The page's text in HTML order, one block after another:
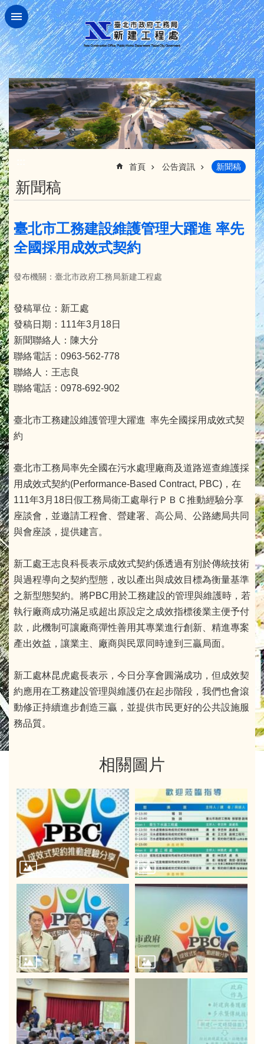
跳到主要內容區塊
首頁 公告資訊 新聞稿
新聞稿
臺北市工務建設維護管理大躍進 率先
全國採用成效式契約
發布機關：臺北市政府工務局新建工程處
發稿單位：新工處
發稿日期：111年3月18日
新聞聯絡人：陳大分
聯絡電話：0963-562-778
聯絡人：王志良
聯絡電話：0978-692-902
臺北市工務建設維護管理大躍進 率先全國採用成效式契
約
臺北市工務局率先全國在污水處理廠商及道路巡查維護採
用成效式契約(Performance-Based Contract, PBC)，在
111年3月18日假工務局衛工處舉行ＰＢＣ推動經驗分享
座談會，並邀請工程會、營建署、高公局、公路總局共同
與會座談，提供建言。
新工處王志良科長表示成效式契約係透過有別於傳統技術
與過程導向之契約型態，改以產出與成效目標為衡量基準
之新型態契約。將PBC用於工務建設的管理與維護時，若
執行廠商成功滿足或超出原設定之成效指標後業主便予付
款，此機制可讓廠商彈性善用其專業進行創新、精進專案
產出效益，讓業主、廠商與民眾同時達到三贏局面。
新工處林昆虎處長表示，今日分享會圓滿成功，但成效契
約應用在工務建設管理與維護仍在起步階段，我們也會滾
動修正持續進步創造三贏，並提供市民更好的公共設施服
務品質。
相關圖片